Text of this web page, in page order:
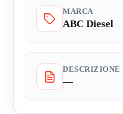
MARCA
ABC Diesel
DESCRIZIONE
—